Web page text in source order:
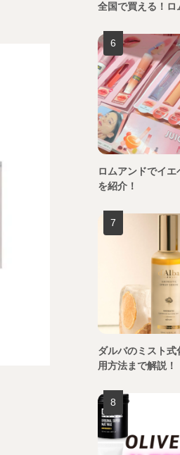
全国で買える！ロ
ロムアンドでイ
を紹介！
ダルバのミスト
用方法まで解説！